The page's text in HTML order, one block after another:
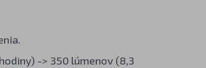
-> 350 lúmenov (8,3